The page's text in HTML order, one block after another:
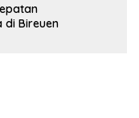
di Bireuen